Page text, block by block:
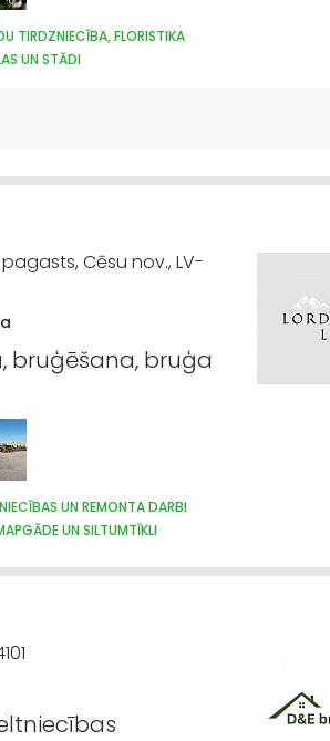
TIRDZNIECĪBA, FLORISTIKA
UN STĀDI
Cēsu nov., LV-
, bruģēšana, bruģa
UN REMONTA DARBI
UN SILTUMTĪKLI